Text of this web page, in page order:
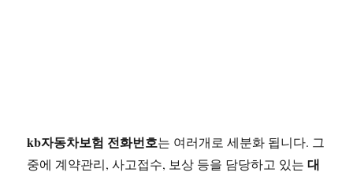
kb자동차보험 전화번호는 여러개로 세분화 됩니다. 그
중에 계약관리, 사고접수, 보상 등을 담당하고 있는대